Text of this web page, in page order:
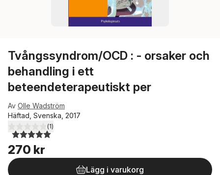
Tvångssyndrom/OCD : - orsaker och
behandling i ett
beteendeterapeutiskt per
Av Olle Wadström
Häftad, Svenska, 2017
5,0utav 5 stjärnor. Totalt antal röster:
(1)
270 kr
Lägg i varukorg